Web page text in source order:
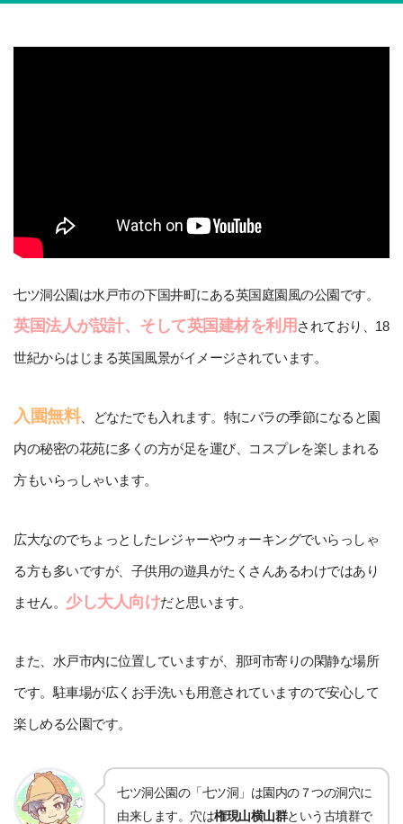
七ツ洞公園は水戸市の下国井町にある英国庭園風の公園です。
英国法人が設計、そして英国建材を利用 されており、18
世紀からはじまる英国風景がイメージされています。
入園無料、どなたでも入れます。特にバラの季節になると園
内の秘密の花苑に多くの方が足を運び、コスプレを楽しまれる
方もいらっしゃいます。
広大なのでちょっとしたレジャーやウォーキングでいらっしゃ
る方も多いですが、子供用の遊具がたくさんあるわけではあり
ません。 少し大人向けだと思います。
また、水戸市内に位置していますが、那珂市寄りの閑静な場所
です。駐車場が広くお手洗いも用意されていますので安心して
楽しめる公園です。
七ツ洞公園の「七ツ洞」は園内の７つの洞穴に
由来します。穴は権現山横山群という古墳群で